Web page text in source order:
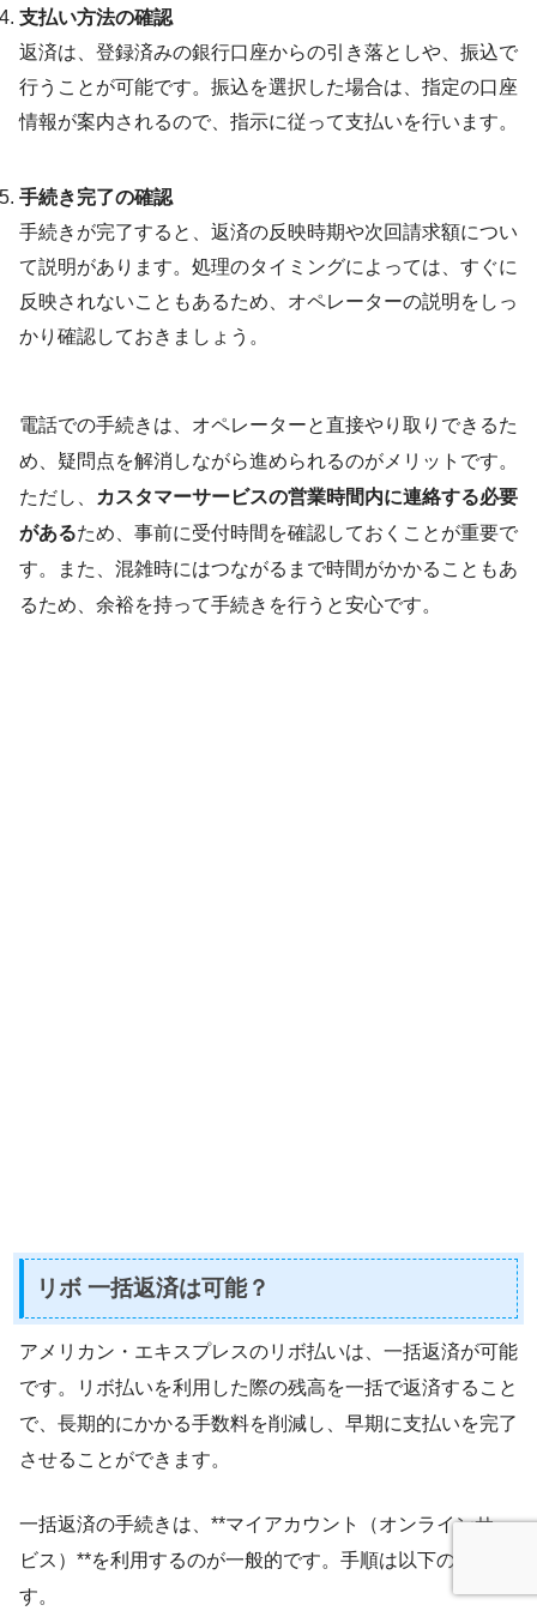
支払い方法の確認
返済は、登録済みの銀行口座からの引き落としや、振込で
行うことが可能です。振込を選択した場合は、指定の口座
情報が案内されるので、指示に従って支払いを行います。
手続き完了の確認
手続きが完了すると、返済の反映時期や次回請求額につい
て説明があります。処理のタイミングによっては、すぐに
反映されないこともあるため、オペレーターの説明をしっ
かり確認しておきましょう。
電話での手続きは、オペレーターと直接やり取りできるた
め、疑問点を解消しながら進められるのがメリットです。
ただし、
カスタマーサービスの営業時間内に連絡する必要
があるため、事前に受付時間を確認しておくことが重要で
す。また、混雑時にはつながるまで時間がかかることもあ
るため、余裕を持って手続きを行うと安心です。
リボ 一括返済は可能？
アメリカン・エキスプレスのリボ払いは、一括返済が可能
です。リボ払いを利用した際の残高を一括で返済すること
で、長期的にかかる手数料を削減し、早期に支払いを完了
させることができます。
一括返済の手続きは、**マイアカウント（オンラインサー
ビス）**を利用するのが一般的です。手順は以下の通りで
す。